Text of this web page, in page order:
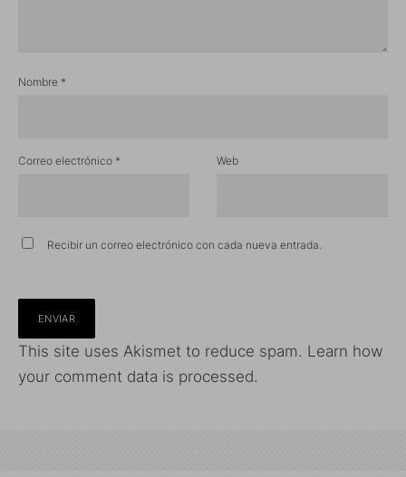
Nombre *
Correo electrónico * Web
Recibir un correo electrónico con cada nueva entrada.
This site uses Akismet to reduce spam. Learn how
your comment data is processed.